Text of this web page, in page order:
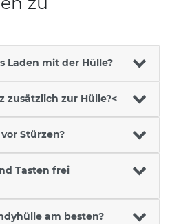
Laden mit der Hülle?
zusätzlich zur Hülle?<
Stürzen?
Tasten frei
am besten?